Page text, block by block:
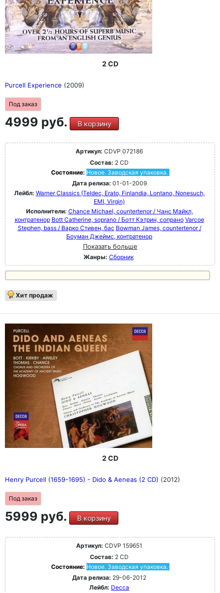
2 CD
Purcell Experience (2009)
Под заказ
4999 руб. В корзину
Артикул: CDVP 072186
Состав: 2 CD
Состояние: Новое. Заводская упаковка.
Дата релиза: 01-01-2009
Лейбл: Warner Classics (Teldec, Erato, Finlandia, Lontano, Nonesuch,
EMI, Virgin)
Исполнители: Chance Michael, countertenor / Чанс Майкл,
контратенор Bott Catherine, soprano / Ботт Кэтрин, сопрано Varcoe
Stephen, bass / Варко Стивен, бас Bowman James, countertenor /
Боуман Джеймс, контратенор
Показать больше
Жанры: Сборник
Хит продаж
2 CD
Henry Purcell (1659-1695) - Dido & Aeneas (2 CD) (2012)
Под заказ
5999 руб. В корзину
Артикул: CDVP 159651
Состав: 2 CD
Состояние: Новое. Заводская упаковка.
Дата релиза: 29-06-2012
Лейбл: Decca